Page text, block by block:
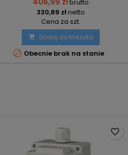
brutto
330,89 złnetto
Cena za szt.
 Dodaj do koszyka
 Obecnie brak na stanie
favorite_border